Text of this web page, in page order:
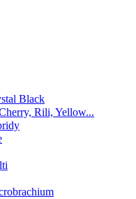
Black
Rili, Yellow...